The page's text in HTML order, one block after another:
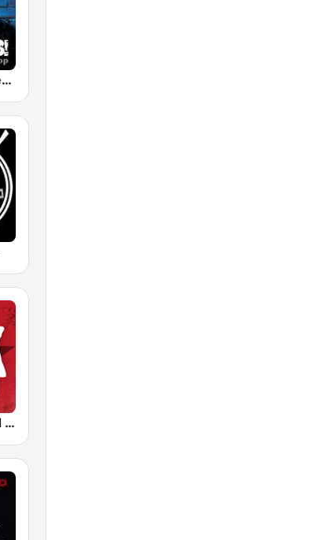
RADIO BOB! Metalcore
Rock The World - Heavy Metal